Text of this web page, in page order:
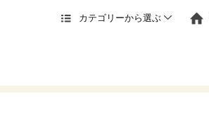
カテゴリーから選ぶ